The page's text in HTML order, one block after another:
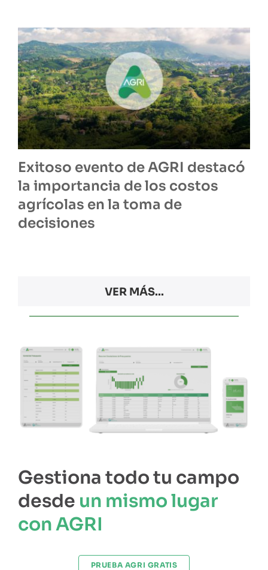
Exitoso evento de AGRI destacó
la importancia de los costos
agrícolas en la toma de
decisiones
VER MÁS...
Gestiona todo tu campo
desde un mismo lugar
con AGRI
PRUEBA AGRI GRATIS